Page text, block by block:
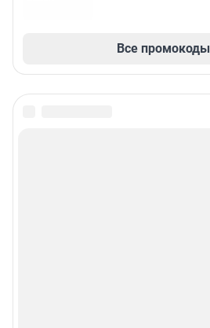
Все промокоды